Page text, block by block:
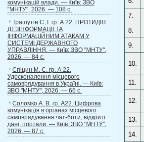
комунікацій влади. — Київ: ЗВО
"МНТУ", 2026. — 108 с.
Трашутін Є. І. гр. А 22. ПРОТИДІЯ
ДЕЗІНФОРМАЦІЇ ТА
ІНФОРМАЦІЙНИМ АТАКАМ У
СИСТЕМІ ДЕРЖАВНОГО
УПРАВЛІННЯ. — Київ: ЗВО "МНТУ",
2026. — 84 с.
Спіцин М. С. гр. А 22.
Удосконалення місцевого
самоврядування в Україні. — Київ:
ЗВО "МНТУ", 2026. — 66 с.
Соломко А. В. гр. А22. Цифрова
комунікація в органах місцевого
самоврядування:чат-боти, відкриті
дані, портали. — Київ: ЗВО "МНТУ",
2026. — 87 с.
7.
8.
9.
10.
11.
12.
13.
14.